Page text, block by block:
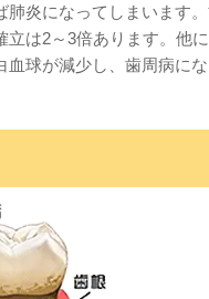
炎になってしまいます
は2～3倍あります。他
球が減少し、歯周病に